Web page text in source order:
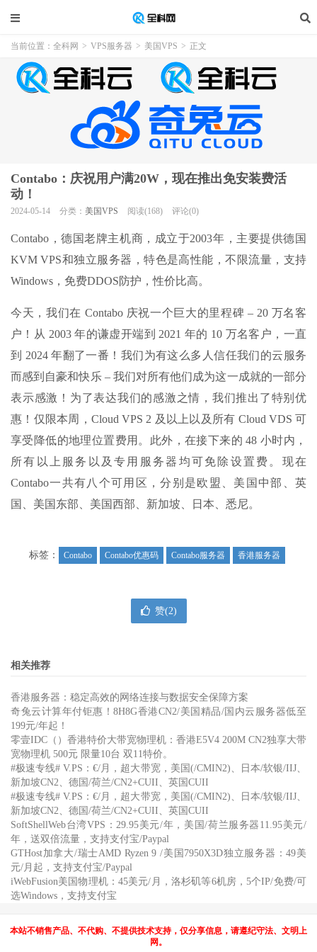
当前位置： 全科网 > VPS服务器 > 美国VPS > 正文
Contabo：庆祝用户满20W，现在推出免安装费活
动！
2024-05-14 分类： 美国VPS 阅读(168) 评论(0)
Contabo，德国老牌主机商，成立于2003年，主要提供德国
KVM VPS和独立服务器，特色是高性能，不限流量，支持
Windows，免费DDOS防护，性价比高。
今天，我们在 Contabo 庆祝一个巨大的里程碑 – 20 万名客
户！从 2003 年的谦虚开端到 2021 年的 10 万名客户，一直
到 2024 年翻了一番！我们为有这么多人信任我们的云服务
而感到自豪和快乐 – 我们对所有他们成为这一成就的一部分
表示感激！为了表达我们的感激之情，我们推出了特别优
惠！仅限本周，Cloud VPS 2 及以上以及所有 Cloud VDS 可
享受降低的地理位置费用。此外，在接下来的 48 小时内，
所有以上服务以及专用服务器均可免除设置费。现在
Contabo一共有八个可用区，分别是欧盟、美国中部、英
国、美国东部、美国西部、新加坡、日本、悉尼。
标签： Contabo Contabo优惠码 Contabo服务器 香港服务器
赞(2)
相关推荐
香港服务器：稳定高效的网络连接与数据安全保障方案
奇兔云计算年付钜惠！8H8G香港CN2/美国精品/国内云服务器低至
199元/年起！
零壹IDC（）香港特价大带宽物理机：香港E5V4 200M CN2独享大带
宽物理机 500元 限量10台 双11特价。
#极速专线# V.PS：€/月，超大带宽，美国(/CMIN2)、日本/软银/IIJ、
新加坡CN2、德国/荷兰/CN2+CUII、英国CUII
#极速专线# V.PS：€/月，超大带宽，美国(/CMIN2)、日本/软银/IIJ、
新加坡CN2、德国/荷兰/CN2+CUII、英国CUII
SoftShellWeb台湾VPS：29.95美元/年，美国/荷兰服务器11.95美元/
年，送双倍流量，支持支付宝/Paypal
GTHost加拿大/瑞士AMD Ryzen 9 /美国7950X3D独立服务器：49美
元/月起，支持支付宝/Paypal
iWebFusion美国物理机：45美元/月，洛杉矶等6机房，5个IP/免费/可
选Windows，支持支付宝
本站不销售产品、不代购、不提供技术支持，仅分享信息，请遵纪守法、文明上
网。